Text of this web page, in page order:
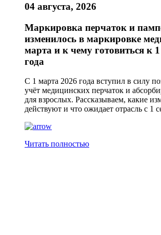
04 августа, 2026
Маркировка перчаток и
изменилось в маркировке
марта и к чему готовиться к
года
С 1 марта 2026 года вступил в силу
учёт медицинских перчаток и
для взрослых. Рассказываем, какие
действуют и что ожидает отрасль с 1
Читать полностью